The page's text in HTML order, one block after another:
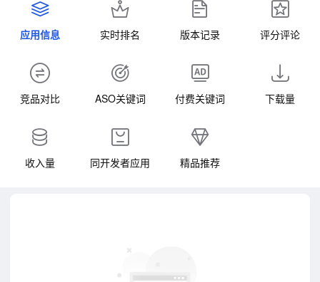
应用信息 实时排名 版本记录 评分评论
竞品对比 ASO关键词 付费关键词 下载量
收入量 同开发者应用 精品推荐